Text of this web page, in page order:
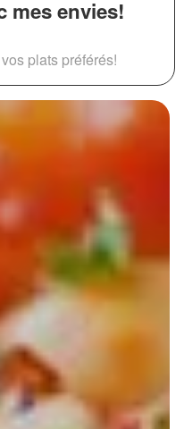
mes envies!
plats préférés!